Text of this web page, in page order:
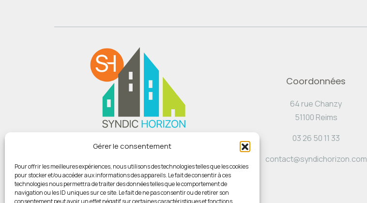
Gérer le consentement
Pour offrir les meilleures expériences, nous utilisons des technologies telles que les cookies
pour stocker et/ou accéder aux informations des appareils. Le fait de consentir à ces
technologies nous permettra de traiter des données telles que le comportement de
navigation ou les ID uniques sur ce site. Le fait de ne pas consentir ou de retirer son
consentement peut avoir un effet négatif sur certaines caractéristiques et fonctions.
Du lundi au vendredi :
Et de 14h00 à 18h00
(Samedi sur rendez-vous)
Coordonnées
64 rue Chanzy
51100 Reims
03 26 50 11 33
contact@syndichorizon.com